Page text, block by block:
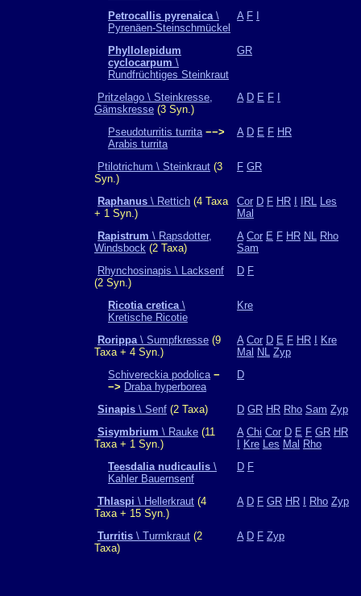
Petrocallis pyrenaica\
Pyrenäen-Steinschmückel
A F
Phyllolepidum
cyclocarpum \
Rundfrüchtiges Steinkraut
GR
Pritzelago \ Steinkresse,
Gämskresse (3 Syn.)
A D E F
Pseudoturritis turrita −−>
Arabis turrita
A D E F HR
Ptilotrichum \ Steinkraut (3
Syn.)
F GR
Raphanus \ Rettich (4 Taxa
+ 1 Syn.)
Cor D F HR IRL Les
Mal
Rapistrum \ Rapsdotter,
Windsbock (2 Taxa)
A Cor E F HR NL Rho
Sam
Rhynchosinapis \ Lacksenf
(2 Syn.)
D F
Ricotia cretica\
Kretische Ricotie
Kre
Rorippa\ Sumpfkresse (9
Taxa + 4 Syn.)
A Cor D E F HR
Kre
Mal NL Zyp
Schivereckia podolica −
−> Draba hyperborea
D
Sinapis \ Senf (2 Taxa) D GR HR Rho Sam Zyp
Sisymbrium \ Rauke (11
Taxa + 1 Syn.)
A Chi Cor D E F GR HR
Kre Les Mal Rho
Teesdalia nudicaulis \
Kahler Bauernsenf
D F
Thlaspi \ Hellerkraut (4
Taxa + 15 Syn.)
A D F GR HR Rho Zyp
Turritis \ Turmkraut (2
Taxa)
A D F Zyp